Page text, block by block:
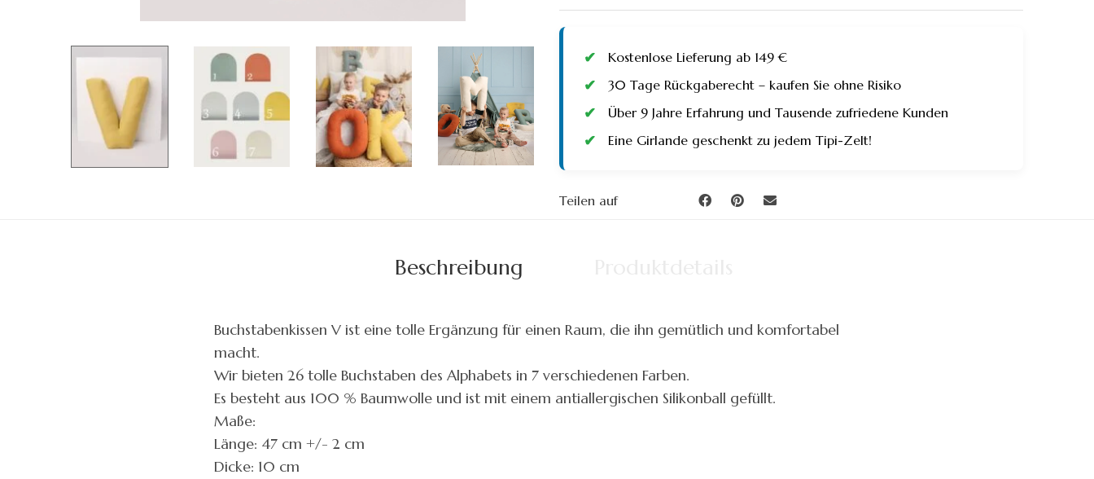
Kostenlose Lieferung ab 149 €
30 Tage Rückgaberecht – kaufen Sie ohne Risiko
Über 9 Jahre Erfahrung und Tausende zufriedene Kunden
Eine Girlande geschenkt zu jedem Tipi-Zelt!
Teilen auf
Beschreibung
Buchstabenkissen V ist eine tolle Ergänzung für einen Raum, die ihn gemütlich und komfortabel
macht.
Wir bieten 26 tolle Buchstaben des Alphabets in 7 verschiedenen Farben.
Es besteht aus 100 % Baumwolle und ist mit einem antiallergischen Silikonball gefüllt.
Maße:
Länge: 47 cm +/- 2 cm
Dicke: 10 cm